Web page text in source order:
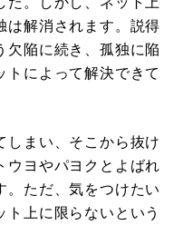
は解消されます。説得
欠陥に続き、孤独に陥
トによって解決できて
まい、そこから抜け
ウヨやパヨクとよばれ
。ただ、気をつけたい
上に限らないという